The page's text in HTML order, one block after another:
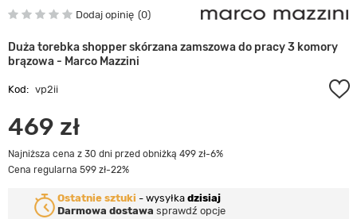
Dodaj opinię 0
Duża torebka shopper skórzana zamszowa do pracy 3 komory
brązowa - Marco Mazzini
Kod: vp2ii
469 zł
Najniższa cena z 30 dni przed obniżką 499 zł-6%
Cena regularna 599 zł-22%
Ostatnie sztuki - wysyłka dzisiaj
Darmowa dostawa sprawdź opcje